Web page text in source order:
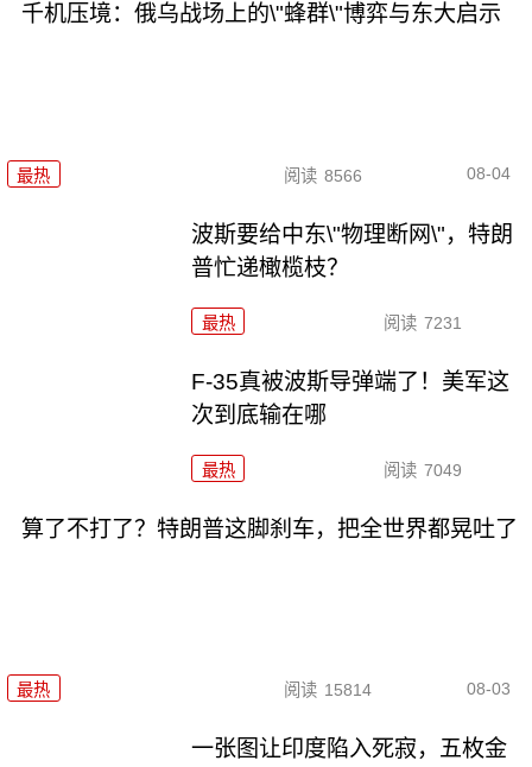
千机压境：俄乌战场上的\"蜂群\"博弈与东大启示
最热 阅读 8566 08-04
波斯要给中东\"物理断网\"，特朗
普忙递橄榄枝？
最热 阅读 7231
F-35真被波斯导弹端了！美军这
次到底输在哪
最热 阅读 7049
算了不打了？特朗普这脚刹车，把全世界都晃吐了
最热 阅读 15814 08-03
一张图让印度陷入死寂，五枚金